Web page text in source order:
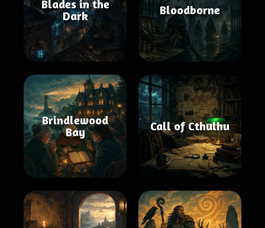
Blades in the
Dark
Bloodborne
Brindlewood
Bay
Call of Cthulhu